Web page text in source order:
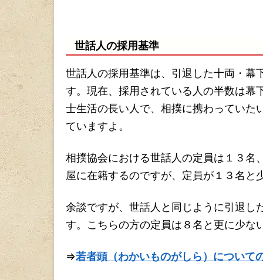
世話人の採用基準
世話人の採用基準は、引退した十両・幕
す。現在、採用されている人の半数は幕
士生活の長い人で、相撲に携わっていた
ていますよ。
相撲協会における世話人の定員は１３名
屋に在籍するのですが、定員が１３名と
余談ですが、世話人と同じように引退し
す。こちらの方の定員は８名と更に少な
⇒若者頭（わかいものがしら）について